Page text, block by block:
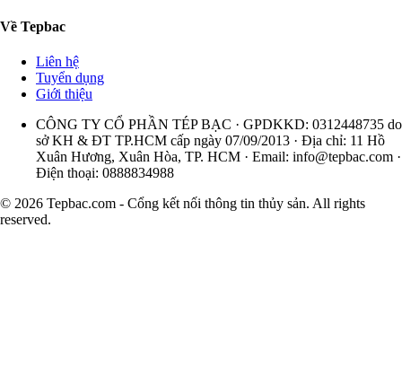
Về Tepbac
Liên hệ
Tuyển dụng
Giới thiệu
CÔNG TY CỔ PHẦN TÉP BẠC · GPDKKD: 0312448735 do
sở KH & ĐT TP.HCM cấp ngày 07/09/2013 · Địa chỉ: 11 Hồ
Xuân Hương, Xuân Hòa, TP. HCM · Email: info@tepbac.com ·
Điện thoại: 0888834988
© 2026 Tepbac.com - Cổng kết nối thông tin thủy sản. All rights
reserved.